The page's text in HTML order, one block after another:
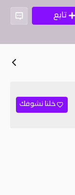
تابع
خلنا نشوفك